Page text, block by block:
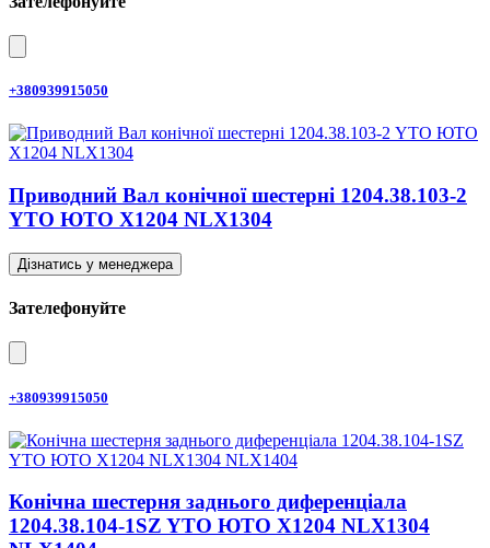
+380939915050
Приводний Вал конічної шестерні 1204.38.103-2
YTO ЮТО X1204 NLX1304
Дізнатись у менеджера
Зателефонуйте
+380939915050
Конічна шестерня заднього диференціала
1204.38.104-1SZ YTO ЮТО X1204 NLX1304